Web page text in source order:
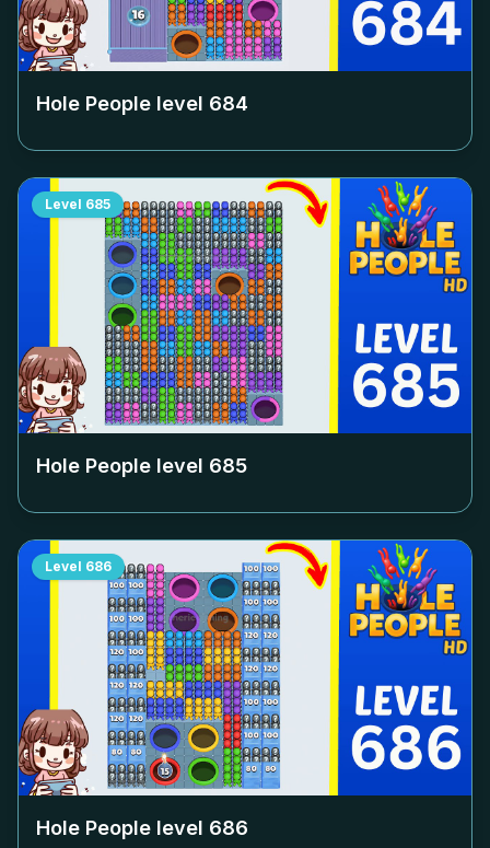
Hole People level 684
Level 685
Hole People level 685
Level 686
Hole People level 686